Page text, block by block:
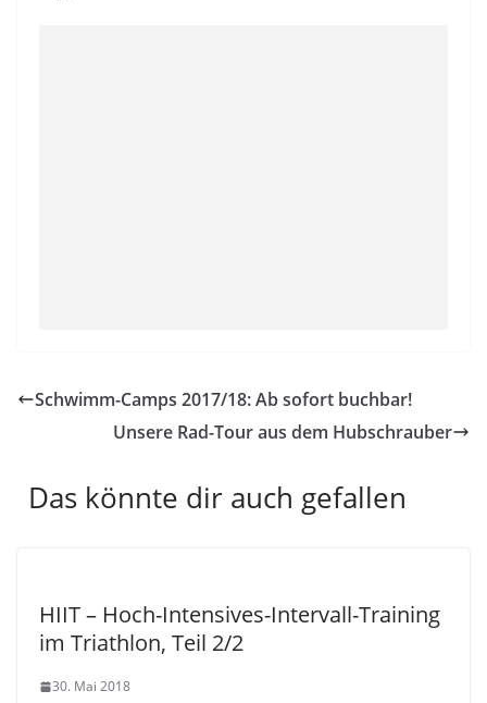
Schwimm-Camps 2017/18: Ab sofort buchbar!
Unsere Rad-Tour aus dem Hubschrauber
Das könnte dir auch gefallen
HIIT – Hoch-Intensives-Intervall-Training
im Triathlon, Teil 2/2
30. Mai 2018